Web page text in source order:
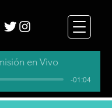
en Vivo
-01:04